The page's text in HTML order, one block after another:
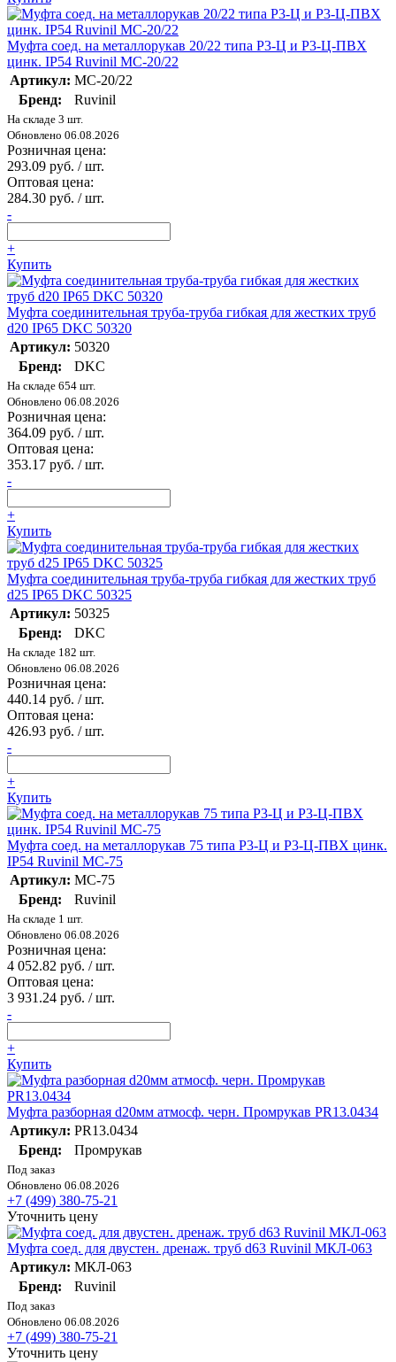
Муфта соед. на металлорукав 20/22 типа Р3-Ц и Р3-Ц-ПВХ
цинк. IP54 Ruvinil МС-20/22
Артикул: МС-20/22
Бренд:
Ruvinil
На складе 3 шт.
Обновлено 06.08.2026
Розничная цена:
293.09 руб. / шт.
Оптовая цена:
284.30 руб. / шт.
-
+
Купить
Муфта соединительная труба-труба гибкая для жестких труб
d20 IP65 DKC 50320
Артикул: 50320
Бренд:
DKC
На складе 654 шт.
Обновлено 06.08.2026
Розничная цена:
364.09 руб. / шт.
Оптовая цена:
353.17 руб. / шт.
-
+
Купить
Муфта соединительная труба-труба гибкая для жестких труб
d25 IP65 DKC 50325
Артикул: 50325
Бренд:
DKC
На складе 182 шт.
Обновлено 06.08.2026
Розничная цена:
440.14 руб. / шт.
Оптовая цена:
426.93 руб. / шт.
-
+
Купить
Муфта соед. на металлорукав 75 типа Р3-Ц и Р3-Ц-ПВХ цинк.
IP54 Ruvinil МС-75
Артикул: МС-75
Бренд:
Ruvinil
На складе 1 шт.
Обновлено 06.08.2026
Розничная цена:
4 052.82 руб. / шт.
Оптовая цена:
3 931.24 руб. / шт.
-
+
Купить
Муфта разборная d20мм атмосф. черн. Промрукав PR13.0434
Артикул: PR13.0434
Бренд:
Промрукав
Под заказ
Обновлено 06.08.2026
+7 (499) 380-75-21
Уточнить цену
Муфта соед. для двустен. дренаж. труб d63 Ruvinil МКЛ-063
Артикул: МКЛ-063
Бренд:
Ruvinil
Под заказ
Обновлено 06.08.2026
+7 (499) 380-75-21
Уточнить цену